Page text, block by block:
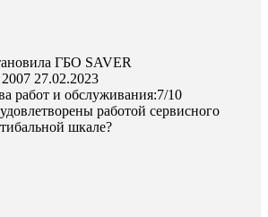
ГБО SAVER
27.02.2023
работ и обслуживания:7/10
работой сервисного
шкале?